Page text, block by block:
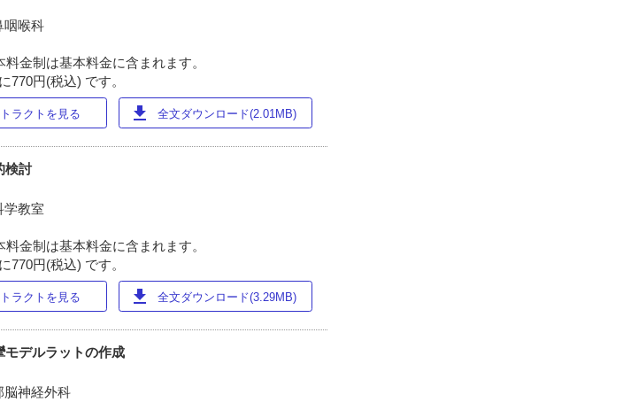
咽喉科
金制は基本料金に含まれます。
770円(税込) です。
ラクトを見る download 全文ダウンロード(2.01MB)
検討
学教室
金制は基本料金に含まれます。
770円(税込) です。
ラクトを見る download 全文ダウンロード(3.29MB)
モデルラットの作成
脳神経外科